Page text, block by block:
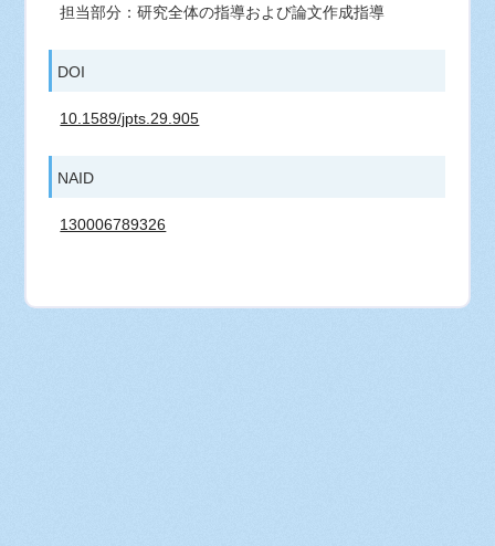
担当部分：研究全体の指導および論文作成指導
DOI
10.1589/jpts.29.905
NAID
130006789326